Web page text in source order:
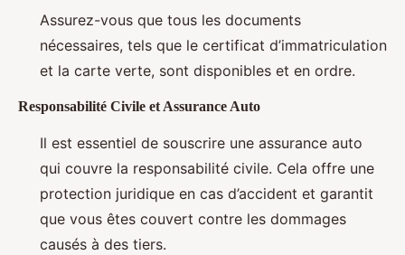
Assurez-vous que tous les documents
nécessaires, tels que le certificat d’immatriculation
et la carte verte, sont disponibles et en ordre.
Responsabilité Civile et Assurance Auto
Il est essentiel de souscrire une assurance auto
qui couvre la responsabilité civile. Cela offre une
protection juridique en cas d’accident et garantit
que vous êtes couvert contre les dommages
causés à des tiers.